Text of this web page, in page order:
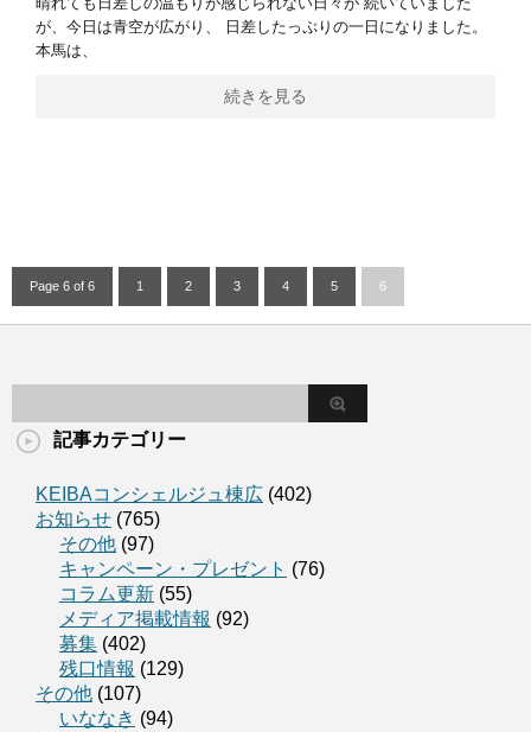
が、今日は青空が広がり、 日差したっぷりの一日になりました。
本馬は、
続きを見る
Page 6 of 6 1 2 3 4 5 6
記事カテゴリー
KEIBAコンシェルジュ棟広 (402)
お知らせ (765)
その他 (97)
キャンペーン・プレゼント (76)
コラム更新 (55)
メディア掲載情報 (92)
募集 (402)
残口情報 (129)
その他 (107)
いななき (94)